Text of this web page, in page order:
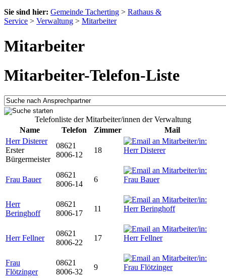
Sie sind hier: Gemeinde Tacherting > Rathaus &
Service > Verwaltung > Mitarbeiter
Mitarbeiter
Mitarbeiter-Telefon-Liste
Telefonliste der Mitarbeiter/innen der Verwaltung
Name
Telefon Zimmer
Mail
Herr Disterer
Erster
Bürgermeister
08621
8006-12
18
Frau Bauer
08621
8006-14
6
Herr
Beringhoff
08621
8006-17
11
Herr Fellner
08621
8006-22
17
Frau
Flötzinger
08621
8006-32
9